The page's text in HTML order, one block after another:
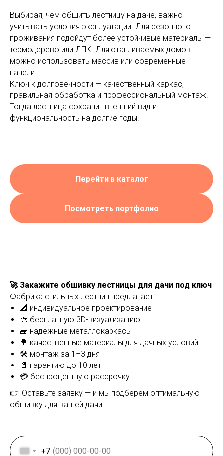
обшивку деревом
Москве
Выбирая, чем обшить лестницу на даче, важно
учитывать условия эксплуатации. Для сезонного
проживания подойдут более устойчивые материалы —
термодерево или ДПК. Для отапливаемых домов
можно использовать массив или современные
панели.
Ключ к долговечности — качественный каркас,
правильная обработка и профессиональный монтаж.
Тогда лестница сохранит внешний вид и
функциональность на долгие годы.
Перейти в каталог
Посмотреть портфолио
🚀 Закажите обшивку лестницы для дачи под ключ
Фабрика стильных лестниц предлагает:
📐 индивидуальное проектирование
🎨 бесплатную 3D-визуализацию
🧱 надёжные металлокаркасы
🌳 качественные материалы для дачных условий
🛠 монтаж за 1–3 дня
📄 гарантию до 10 лет
💳 беспроцентную рассрочку
👉 Оставьте заявку — и мы подберём оптимальную
обшивку для вашей дачи.
+7